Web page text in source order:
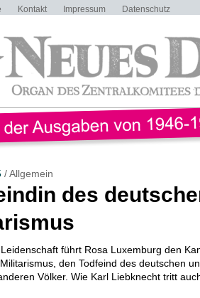
Kontakt Impressum Datenschutz
/ Allgemein
des
führt Rosa Luxemburg den
den Todfeind des deutschen
Völker. Wie Karl Liebknecht tritt